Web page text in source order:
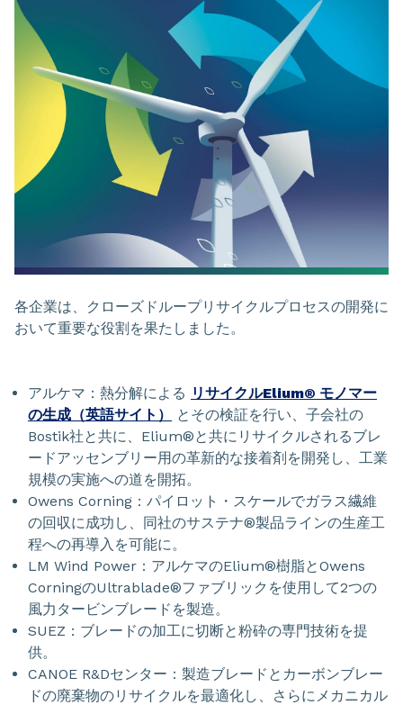
各企業は、クローズドループリサイクルプロセスの開発に
おいて重要な役割を果たしました。
アルケマ：熱分解による リサイクルElium® モノマー
の生成（英語サイト）
とその検証を行い、子会社の
Bostik社と共に、Elium®と共にリサイクルされるブレ
ードアッセンブリー用の革新的な接着剤を開発し、工業
規模の実施への道を開拓。
Owens Corning：パイロット・スケールでガラス繊維
の回収に成功し、同社のサステナ®製品ラインの生産工
程への再導入を可能に。
LM Wind Power：アルケマのElium®樹脂とOwens
CorningのUltrablade®ファブリックを使用して2つの
風力タービンブレードを製造。
SUEZ：ブレードの加工に切断と粉砕の専門技術を提
供。
CANOE R&Dセンター：製造ブレードとカーボンブレー
ドの廃棄物のリサイクルを最適化し、さらにメカニカル